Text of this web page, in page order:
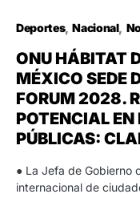
Deportes Nacional
ONU HÁBITAT
MÉXICO SEDE
FORUM 2028.
POTENCIAL
PÚBLICAS:
● La Jefa de Gobierno
internacional de